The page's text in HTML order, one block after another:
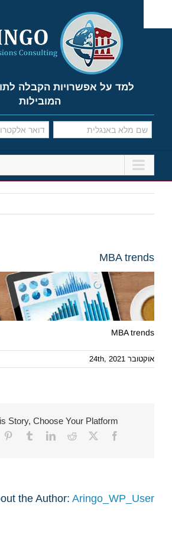
content
המובילות
MBA trends
MBA trends
אוקטובר 24th, 2021
Story, Choose Your Platform!
Facebook
X
Reddit
LinkedIn
Tumblr
the Author: Aringo_WP_User